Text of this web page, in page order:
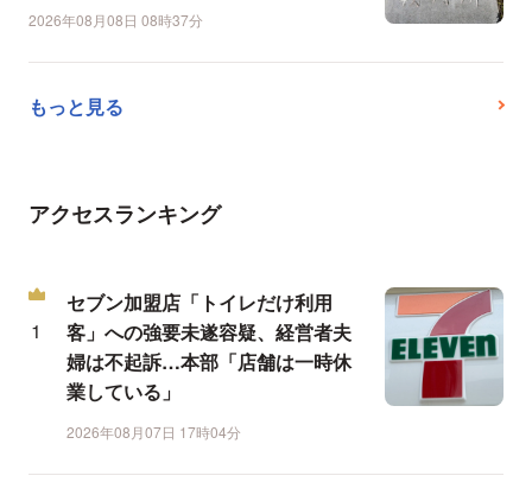
2026年08月08日 08時37分
もっと見る
アクセスランキング
セブン加盟店「トイレだけ利用
客」への強要未遂容疑、経営者夫
婦は不起訴…本部「店舗は一時休
業している」
2026年08月07日 17時04分